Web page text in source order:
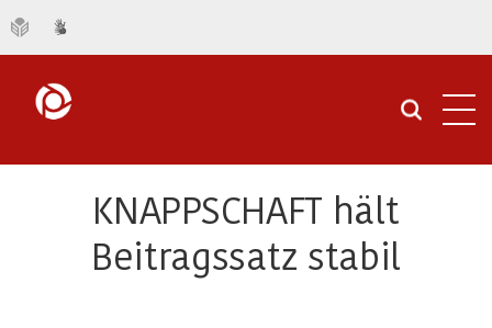
KNAPPSCHAFT hält
Beitragssatz stabil